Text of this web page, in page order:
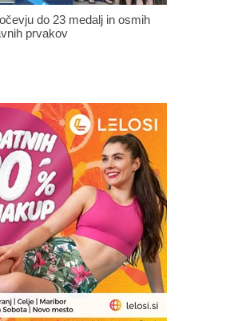
do 23 medalj in osmih
prvakov